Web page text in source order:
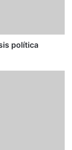
política